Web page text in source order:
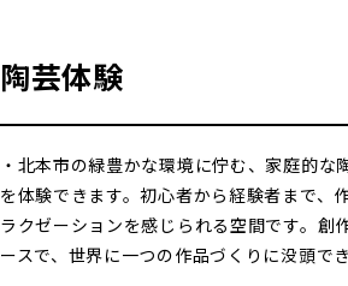
芸体験
北本市の緑豊かな環境に佇む、家庭的
体験できます。初心者から経験者まで
クゼーションを感じられる空間です。
スで、世界に一つの作品づくりに没頭で